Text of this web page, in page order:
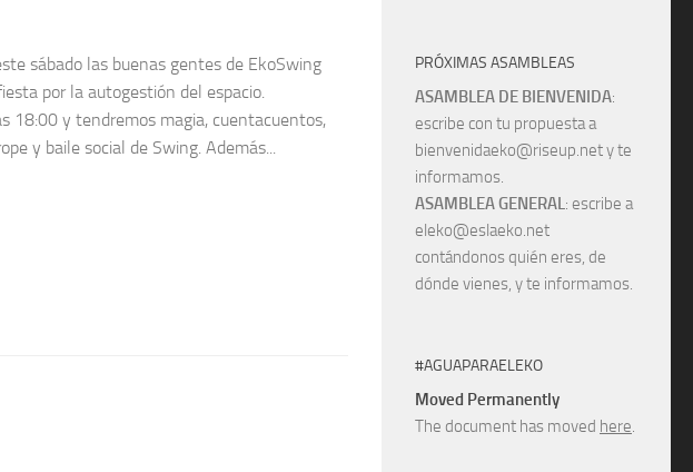
sábado las buenas gentes de EkoSwing
por la autogestión del espacio.
18:00 y tendremos magia, cuentacuentos,
y baile social de Swing. Además...
PRÓXIMAS ASAMBLEAS
ASAMBLEA DE BIENVENIDA:
escribe con tu propuesta a
bienvenidaeko@riseup.net y te
informamos.
ASAMBLEA GENERAL: escribe a
eleko@eslaeko.net
contándonos quién eres, de
dónde vienes, y te informamos.
#AGUAPARAELEKO
Moved Permanently
The document has moved here.